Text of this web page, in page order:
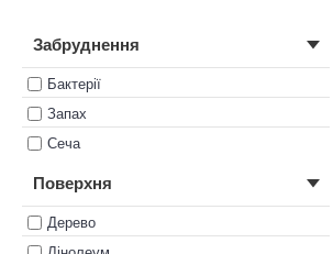
Забруднення
Бактерії
Запах
Сеча
Поверхня
Дерево